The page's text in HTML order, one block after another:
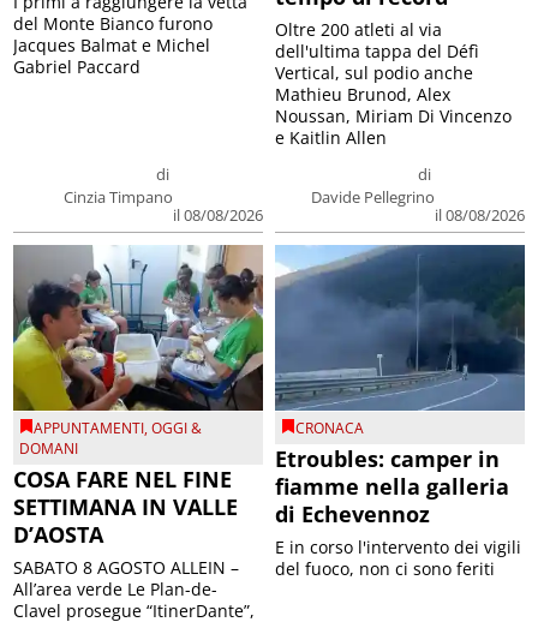
di
Cinzia Timpano
il 08/08/2026
del Monte Bianco furono
Jacques Balmat e Michel
Gabriel Paccard
di
Davide Pellegrino
il 08/08/2026
Oltre 200 atleti al via
dell'ultima tappa del Défì
Vertical, sul podio anche
Mathieu Brunod, Alex
Noussan, Miriam Di Vincenzo
e Kaitlin Allen
APPUNTAMENTI,OGGI &
DOMANI
COSA FARE NEL FINE
SETTIMANA IN VALLE
D’AOSTA
SABATO 8 AGOSTO ALLEIN –
All’area verde Le Plan-de-
Clavel prosegue “ItinerDante”,
CRONACA
Etroubles: camper in
fiamme nella galleria
di Echevennoz
E in corso l'intervento dei vigili
del fuoco, non ci sono feriti